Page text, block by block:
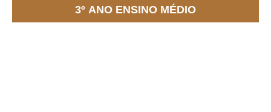
3º ANO ENSINO MÉDIO